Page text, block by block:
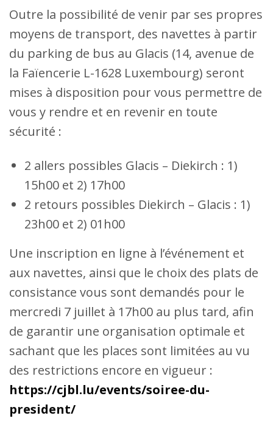
Outre la possibilité de venir par ses propres
moyens de transport, des navettes à partir
du parking de bus au Glacis (14, avenue de
la Faïencerie L-1628 Luxembourg) seront
mises à disposition pour vous permettre de
vous y rendre et en revenir en toute
sécurité :
2 allers possibles Glacis – Diekirch : 1)
15h00 et 2) 17h00
2 retours possibles Diekirch – Glacis : 1)
23h00 et 2) 01h00
Une inscription en ligne à l’événement et
aux navettes, ainsi que le choix des plats de
consistance vous sont demandés pour le
mercredi 7 juillet à 17h00 au plus tard, afin
de garantir une organisation optimale et
sachant que les places sont limitées au vu
des restrictions encore en vigueur :
https://cjbl.lu/events/soiree-du-
president/